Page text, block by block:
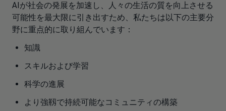
AIが社会の発展を加速し、人々の生活の質を向上させる
可能性を最大限に引き出すため、私たちは以下の主要分
野に重点的に取り組んでいます：
知識
スキルおよび学習
科学の進展
より強靱で持続可能なコミュニティの構築